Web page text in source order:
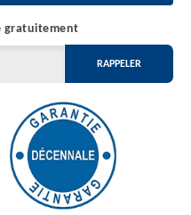
gratuitement